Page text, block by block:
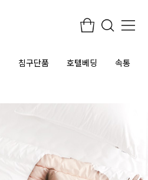
침구단품 호텔베딩 속통